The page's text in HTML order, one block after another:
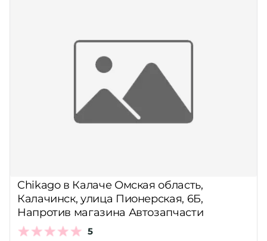
Chikago в Калаче Омская область,
Калачинск, улица Пионерская, 6Б,
Напротив магазина Автозапчасти
5